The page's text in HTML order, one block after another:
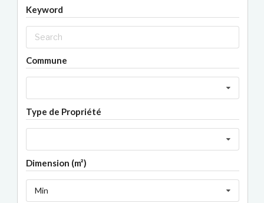
Keyword
Commune
Type de Propriété
Dimension (m²)
Min